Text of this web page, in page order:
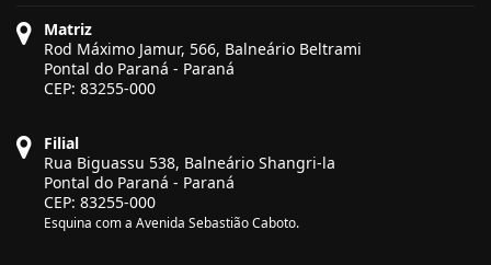
Matriz
Rod Máximo Jamur, 566, Balneário Beltrami
Pontal do Paraná - Paraná
CEP: 83255-000
Filial
Rua Biguassu 538, Balneário Shangri-la
Pontal do Paraná - Paraná
CEP: 83255-000
Esquina com a Avenida Sebastião Caboto.